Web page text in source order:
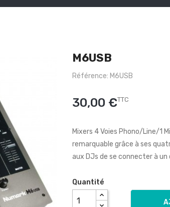
M6USB
Référence: M6USB
30,00 €TTC
Mixers 4 Voies Phono/line/1
remarquable grâce à ses
aux DJs de se connecter à
Quantité